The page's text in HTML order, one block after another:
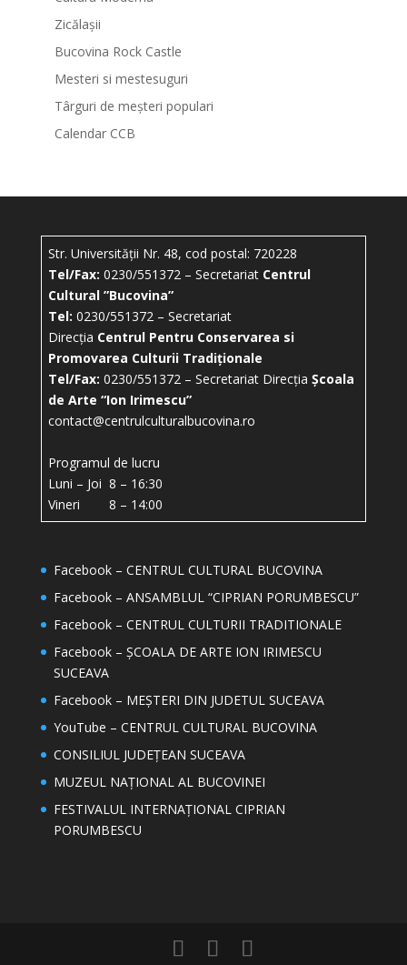
Zicălașii
Bucovina Rock Castle
Mesteri si mestesuguri
Târguri de meșteri populari
Calendar CCB
Str. Universității Nr. 48, cod postal: 720228
Tel/Fax: 0230/551372 – Secretariat Centrul
Cultural ”Bucovina”
Tel: 0230/551372 – Secretariat
Direcția Centrul Pentru Conservarea si
Promovarea Culturii Tradiționale
Tel/Fax: 0230/551372 – Secretariat Direcția Școala
de Arte “Ion Irimescu”
contact@centrulculturalbucovina.ro
Programul de lucru
Luni – Joi 8 – 16:30
Vineri 8 – 14:00
Facebook – CENTRUL CULTURAL BUCOVINA
Facebook – ANSAMBLUL “CIPRIAN PORUMBESCU”
Facebook – CENTRUL CULTURII TRADITIONALE
Facebook – ȘCOALA DE ARTE ION IRIMESCU
SUCEAVA
Facebook – MEȘTERI DIN JUDETUL SUCEAVA
YouTube – CENTRUL CULTURAL BUCOVINA
CONSILIUL JUDEȚEAN SUCEAVA
MUZEUL NAȚIONAL AL BUCOVINEI
FESTIVALUL INTERNAȚIONAL CIPRIAN
PORUMBESCU